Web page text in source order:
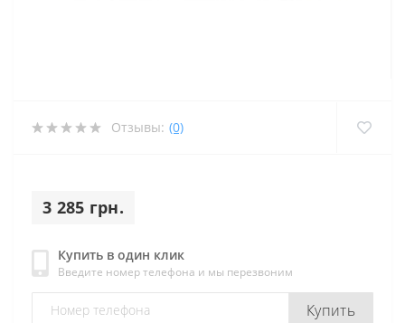
Отзывы: (0)
3 285 грн.
Купить в один клик
Введите номер телефона и мы перезвоним
Купить